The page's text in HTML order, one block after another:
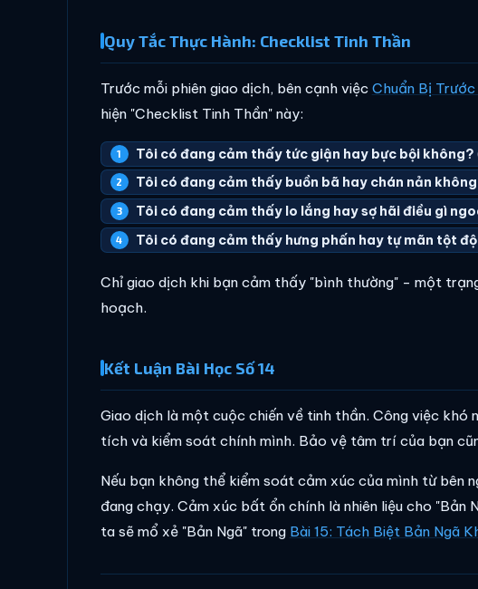
Quy Tắc Thực Hành: Checklist Tinh Thần
Trước mỗi phiên giao dịch, bên cạnh việc Chuẩn Bị
hiện "Checklist Tinh Thần" này:
Tôi có đang cảm thấy tức giận hay bực bội không?
Tôi có đang cảm thấy buồn bã hay chán nản
Tôi có đang cảm thấy lo lắng hay sợ hãi điều gì
Tôi có đang cảm thấy hưng phấn hay tự mãn tột
Chỉ giao dịch khi bạn cảm thấy "bình thường" - một
hoạch.
Kết Luận Bài Học Số 14
Giao dịch là một cuộc chiến về tinh thần. Công việc
tích và kiểm soát chính mình. Bảo vệ tâm trí của bạn
Nếu bạn không thể kiểm soát cảm xúc của mình từ bên
đang chạy. Cảm xúc bất ổn chính là nhiên liệu cho
ta sẽ mổ xẻ "Bản Ngã" trong Bài 15: Tách Biệt Bản Ngã